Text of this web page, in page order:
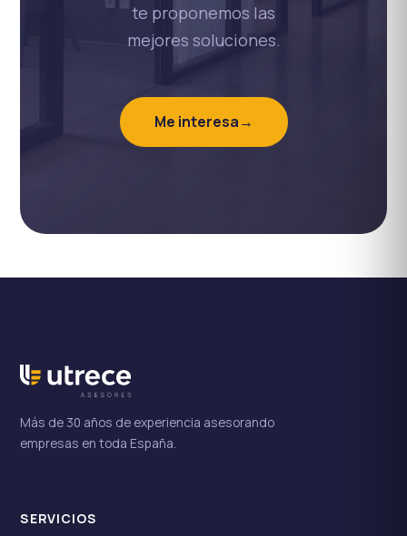
te proponemos las
mejores soluciones.
Me interesa→
Más de 30 años de experiencia asesorando
empresas en toda España.
SERVICIOS